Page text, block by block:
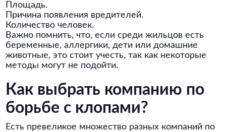
Площадь.
Причина появления вредителей.
Количество человек.
Важно помнить, что, если среди жильцов есть
беременные, аллергики, дети или домашние
животные, это стоит учесть, так как некоторые
методы могут не подойти.
Как выбрать компанию по
борьбе с клопами?
Есть превеликое множество разных компаний по